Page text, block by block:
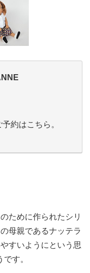
約はこちら。
ために作られたシリ
母親であるナッテラ
すいようにという思
す。